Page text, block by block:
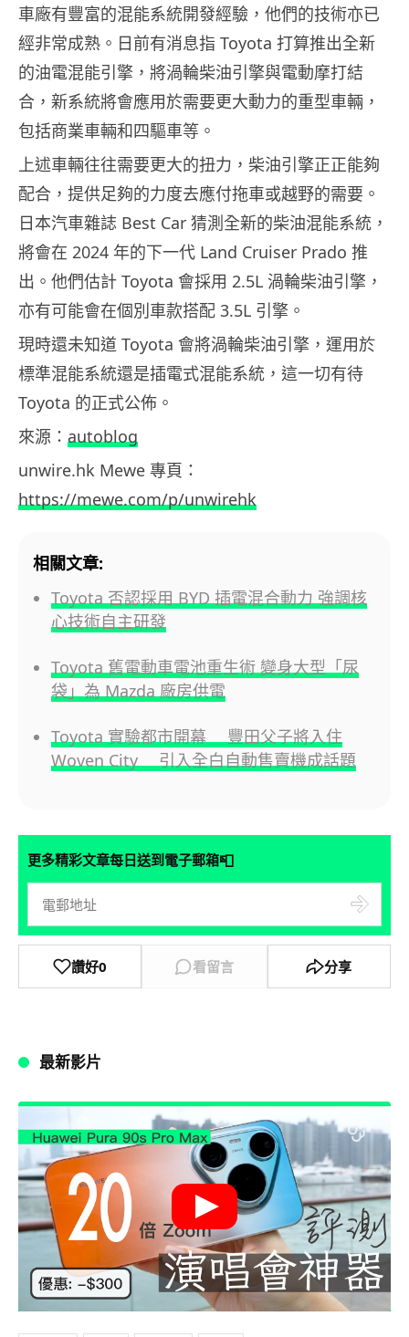
車廠有豐富的混能系統開發經驗，他們的技術亦已
經非常成熟。日前有消息指 Toyota 打算推出全新
的油電混能引擎，將渦輪柴油引擎與電動摩打結
合，新系統將會應用於需要更大動力的重型車輛，
包括商業車輛和四驅車等。
上述車輛往往需要更大的扭力，柴油引擎正正能夠
配合，提供足夠的力度去應付拖車或越野的需要。
日本汽車雜誌 Best Car 猜測全新的柴油混能系統，
將會在 2024 年的下一代 Land Cruiser Prado 推
出。他們估計 Toyota 會採用 2.5L 渦輪柴油引擎，
亦有可能會在個別車款搭配 3.5L 引擎。
現時還未知道 Toyota 會將渦輪柴油引擎，運用於
標準混能系統還是插電式混能系統，這一切有待
Toyota 的正式公佈。
來源： autoblog
unwire.hk Mewe 專頁：
https://mewe.com/p/unwirehk
相關文章:
Toyota 否認採用 BYD 插電混合動力 強調核
心技術自主研發
Toyota 舊電動車電池重生術 變身大型「尿
袋」為 Mazda 廠房供電
Toyota 實驗都市開幕 豐田父子將入住
Woven City 引入全白自動售賣機成話題
更多精彩文章每日送到電子郵箱📮
讚好0 看留言 分享
最新影片